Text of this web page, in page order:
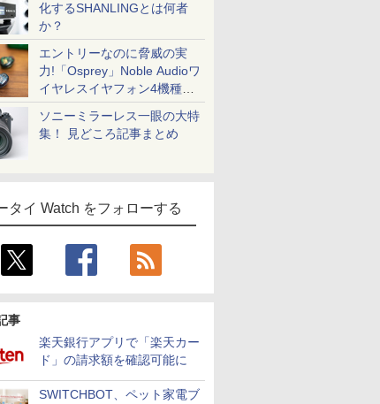
化するSHANLINGとは何者
か？
エントリーなのに脅威の実
力!「Osprey」Noble Audioワ
イヤレスイヤフォン4機種を
一気に聴く
ソニーミラーレス一眼の大特
集！ 見どころ記事まとめ
タイ Watch をフォローする
事
楽天銀行アプリで「楽天カー
ド」の請求額を確認可能に
SWITCHBOT、ペット家電ブ